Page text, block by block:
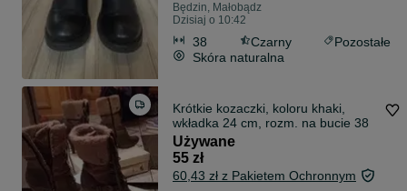
Będzin, Małobądz
Dzisiaj o 10:42
38 Czarny
Pozostałe
Skóra naturalna
Krótkie kozaczki, koloru khaki,
wkładka 24 cm, rozm. na bucie 38
Używane
55 zł
60,43 zł z Pakietem Ochronnym